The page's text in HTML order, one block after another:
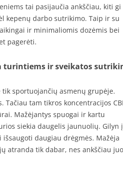
tai pasijaučia ankščiau, kiti gi
kepenų darbo sutrikimo. Taip ir su
ir minimaliomis dozėmis bei
pagerėti.
turintiems ir sveikatos
tik sportuojančių asmenų grupėje.
Tačiau tam tikros koncentracijos
Mažėjantys spuogai ir kartu
siekia daugelis jaunuolių. Gilyn į
daugiau drėgmės. Mažėja
atranda tik dabar, nes ankščiau juo